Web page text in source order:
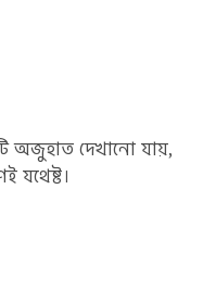
অজুহাত দেখানো যায়,
যথেষ্ট।